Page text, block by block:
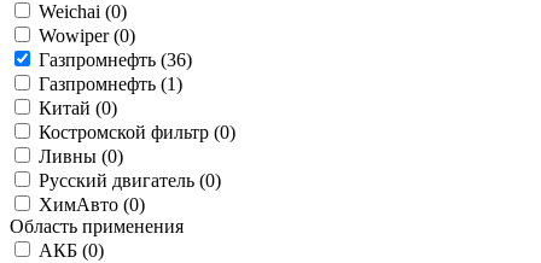
Weichai (0)
Wowiper (0)
Газпромнефть (36)
Газпромнефть (1)
Китай (0)
Костромской фильтр (0)
Ливны (0)
Русский двигатель (0)
ХимАвто (0)
Область применения
АКБ (0)